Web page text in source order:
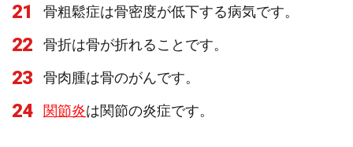
21 骨粗鬆症は骨密度が低下する病気です。
22 骨折は骨が折れることです。
23 骨肉腫は骨のがんです。
24 関節炎は関節の炎症です。